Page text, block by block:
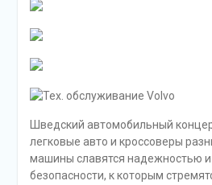
Шведский автомобильный
легковые авто и кроссоверы
машины славятся надежностью
безопасности, к которым